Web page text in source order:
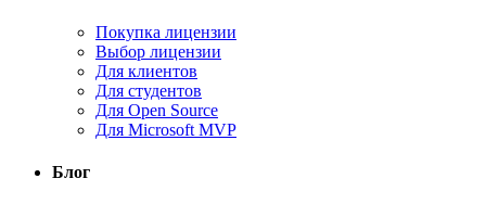
Покупка лицензии
Выбор лицензии
Для клиентов
Для студентов
Для Open Source
Для Microsoft MVP
Блог